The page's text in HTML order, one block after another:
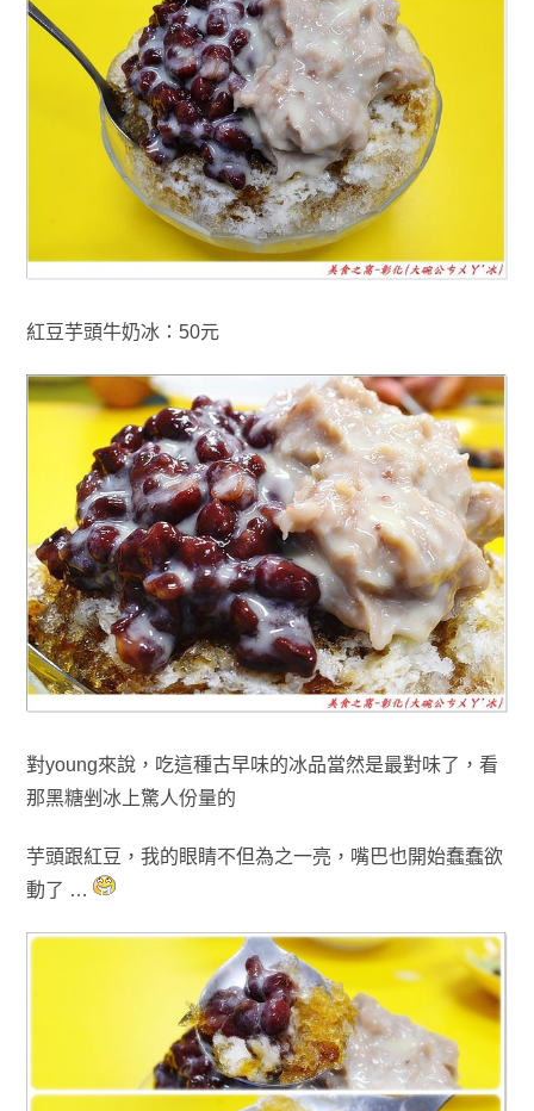
紅豆芋頭牛奶冰：50元
對young來說，吃這種古早味的冰品當然是最對味了 ，看
那黑糖剉冰上驚人份量的
芋頭跟紅豆 ，我的眼睛不但為之一亮 ，嘴巴也開始蠢蠢欲
動了 …